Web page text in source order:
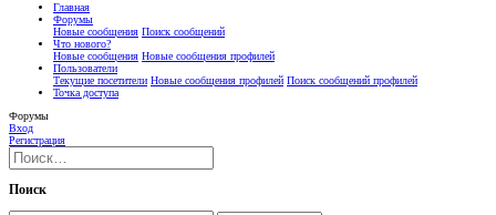
Главная
Форумы
Новые сообщения Поиск сообщений
Что нового?
Новые сообщения Новые сообщения профилей
Пользователи
Текущие посетители Новые сообщения профилей Поиск сообщений профилей
Точка доступа
Форумы
Вход
Регистрация
Поиск